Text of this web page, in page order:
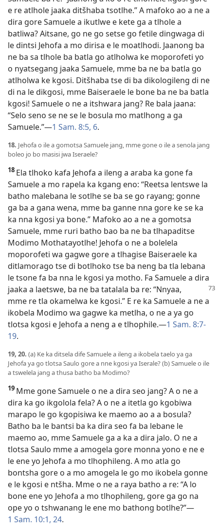
e re atlhole jaaka ditšhaba tsotlhe.” A mafoko ao a ne a
dira gore Samuele a ikutlwe e kete ga a tlhole a
batliwa? Aitsane, go ne go setse go fetile dingwaga di
le dintsi Jehofa a mo dirisa e le moatlhodi. Jaanong ba
ne ba sa tlhole ba batla go atlholwa ke moporofeti yo
o nyatsegang jaaka Samuele, mme ba ne ba batla go
atlholwa ke kgosi. Ditšhaba tse di ba dikologileng di ne
di na le dikgosi, mme Baiseraele le bone ba ne ba batla
kgosi! Samuele o ne a itshwara jang? Re bala jaana:
“Selo seno se ne se le bosula mo matlhong a ga
Samuele.”—1 Sam. 8:5, 6.
18. Jehofa o ile a gomotsa Samuele jang, mme gone o ile a senola jang
boleo jo bo masisi jwa Iseraele?
18 Ela tlhoko kafa Jehofa a ileng a araba ka gone fa
Samuele a mo rapela ka kgang eno: “Reetsa lentswe la
batho malebana le sotlhe se ba se go rayang; gonne
ga ba a gana wena, mme ba ganne nna gore ke se ka
ka nna kgosi ya bone.” Mafoko ao a ne a gomotsa
Samuele, mme ruri batho bao ba ne ba tlhapaditse
Modimo Mothatayotlhe! Jehofa o ne a bolelela
moporofeti wa gagwe gore a tlhagise Baiseraele ka
ditlamorago tse di botlhoko tse ba neng ba tla lebana
le tsone fa ba nna le kgosi ya motho. Fa Samuele a dira
jaaka a laetswe, ba ne ba tatalala ba re: “Nnyaa,
mme re tla okamelwa ke kgosi.” E re ka Samuele a ne a
ikobela Modimo wa gagwe ka metlha, o ne a ya go
tlotsa kgosi e Jehofa a neng a e tlhophile.—1 Sam. 8:7-
19.
19, 20. (a) Ke ka ditsela dife Samuele a ileng a ikobela taelo ya ga
Jehofa ya go tlotsa Saulo gore a nne kgosi ya Iserale? (b) Samuele o ile
a tswelela jang a thusa batho ba Modimo?
19 Mme gone Samuele o ne a dira seo jang? A o ne a
dira ka go ikgolola fela? A o ne a itetla go kgobiwa
marapo le go kgopisiwa ke maemo ao a a bosula?
Batho ba le bantsi ba ka dira seo fa ba lebane le
maemo ao, mme Samuele ga a ka a dira jalo. O ne a
tlotsa Saulo mme a amogela gore monna yono e ne e
le ene yo Jehofa a mo tlhophileng. A mo atla go
bontsha gore o a mo amogela le go mo ikobela gonne
e le kgosi e ntšha. Mme o ne a raya batho a re: “A lo
bone ene yo Jehofa a mo tlhophileng, gore ga go na
ope yo o tshwanang le ene mo bathong botlhe?”—
1 Sam. 10:1, 24.